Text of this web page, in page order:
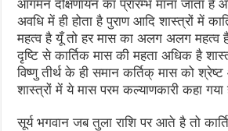
आगमन दक्षिणायन का प्रारम्भ माना जाता
अवधि में ही होता है पुराण आदि शास्त्रों में
महत्व है यूँ तो हर मास का अलग अलग महत्व
दृष्टि से कार्तिक मास की महता अधिक है
विष्णु तीर्थ के ही समान कर्तिक् मास को
शास्त्रों में ये मास परम कल्याणकारी कहा गया
सूर्य भगवान जब तुला राशि पर आते है तो